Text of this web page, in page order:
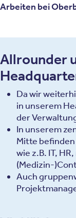
Arbeiten bei
Allrounder
Da wir
in unserem
der
In unserem
Mitte
wie z.B. IT,
(Medizin-
Auch